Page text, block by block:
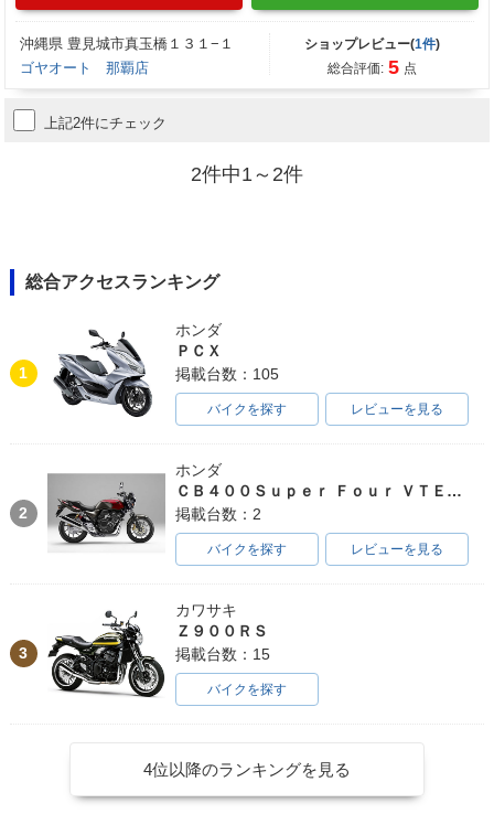
沖縄県 豊見城市真玉橋１３１−１
ゴヤオート 那覇店
ショップレビュー(1件)
総合評価: 5 点
上記2件にチェック
2件中1～2件
総合アクセスランキング
1
ホンダ
ＰＣＸ
掲載台数：105
バイクを探す レビューを見る
2
ホンダ
ＣＢ４００Ｓｕｐｅｒ Ｆｏｕｒ ＶＴＥＣ ＳＰＥＣ３
掲載台数：2
バイクを探す レビューを見る
3
カワサキ
Ｚ９００ＲＳ
掲載台数：15
バイクを探す
4位以降のランキングを見る